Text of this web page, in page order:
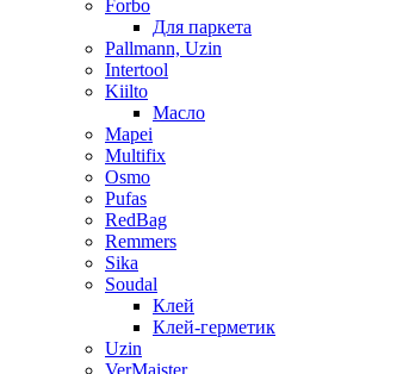
Forbo
Для паркета
Pallmann, Uzin
Intertool
Kiilto
Масло
Mapei
Multifix
Osmo
Pufas
RedBag
Remmers
Sika
Soudal
Клей
Клей-герметик
Uzin
VerMaister